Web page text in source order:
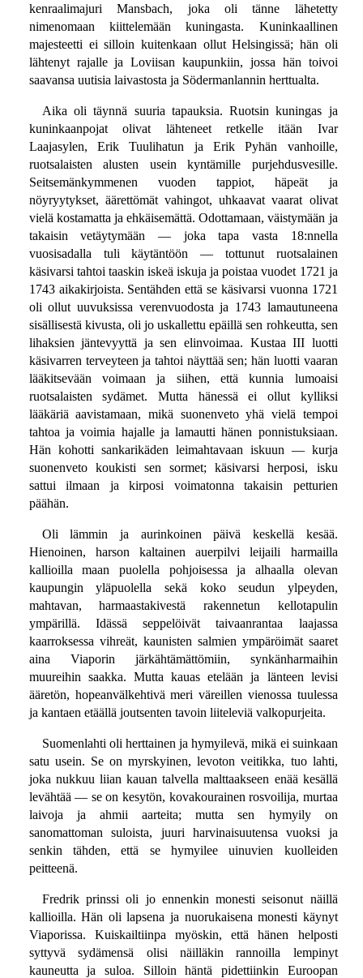
kenraalimajuri Mansbach, joka oli tänne lähetetty
nimenomaan kiittelemään kuningasta. Kuninkaallinen
majesteetti ei silloin kuitenkaan ollut Helsingissä; hän oli
lähtenyt rajalle ja Loviisan kaupunkiin, jossa hän toivoi
saavansa uutisia laivastosta ja Södermanlannin herttualta.
Aika oli täynnä suuria tapauksia. Ruotsin kuningas ja
kuninkaanpojat olivat lähteneet retkelle itään Ivar
Laajasylen, Erik Tuulihatun ja Erik Pyhän vanhoille,
ruotsalaisten alusten usein kyntämille purjehdusvesille.
Seitsemänkymmenen vuoden tappiot, häpeät ja
nöyryytykset, äärettömät vahingot, uhkaavat vaarat olivat
vielä kostamatta ja ehkäisemättä. Odottamaan, väistymään ja
takaisin vetäytymään — joka tapa vasta 18:nnella
vuosisadalla tuli käytäntöön — tottunut ruotsalainen
käsivarsi tahtoi taaskin iskeä iskuja ja poistaa vuodet 1721 ja
1743 aikakirjoista. Sentähden että se käsivarsi vuonna 1721
oli ollut uuvuksissa verenvuodosta ja 1743 lamautuneena
sisällisestä kivusta, oli jo uskallettu epäillä sen rohkeutta, sen
lihaksien jäntevyyttä ja sen elinvoimaa. Kustaa III luotti
käsivarren terveyteen ja tahtoi näyttää sen; hän luotti vaaran
lääkitsevään voimaan ja siihen, että kunnia lumoaisi
ruotsalaisten sydämet. Mutta hänessä ei ollut kylliksi
lääkäriä aavistamaan, mikä suonenveto yhä vielä tempoi
tahtoa ja voimia hajalle ja lamautti hänen ponnistuksiaan.
Hän kohotti sankarikäden leimahtavaan iskuun — kurja
suonenveto koukisti sen sormet; käsivarsi herposi, isku
sattui ilmaan ja kirposi voimatonna takaisin petturien
päähän.
Oli lämmin ja aurinkoinen päivä keskellä kesää.
Hienoinen, harson kaltainen auerpilvi leijaili harmailla
kallioilla maan puolella pohjoisessa ja alhaalla olevan
kaupungin yläpuolella sekä koko seudun ylpeyden,
mahtavan, harmaastakivestä rakennetun kellotapulin
ympärillä. Idässä seppelöivät taivaanrantaa laajassa
kaarroksessa vihreät, kaunisten salmien ympäröimät saaret
aina Viaporin järkähtämättömiin, synkänharmaihin
muureihin saakka. Mutta kauas etelään ja länteen levisi
ääretön, hopeanvälkehtivä meri väreillen vienossa tuulessa
ja kantaen etäällä joutsenten tavoin liiteleviä valkopurjeita.
Suomenlahti oli herttainen ja hymyilevä, mikä ei suinkaan
satu usein. Se on myrskyinen, levoton veitikka, tuo lahti,
joka nukkuu liian kauan talvella malttaakseen enää kesällä
levähtää — se on kesytön, kovakourainen rosvoilija, murtaa
laivoja ja ahmii aarteita; mutta sen hymyily on
sanomattoman suloista, juuri harvinaisuutensa vuoksi ja
senkin tähden, että se hymyilee uinuvien kuolleiden
peitteenä.
Fredrik prinssi oli jo ennenkin monesti seisonut näillä
kallioilla. Hän oli lapsena ja nuorukaisena monesti käynyt
Viaporissa. Kuiskailtiinpa myöskin, että hänen helposti
syttyvä sydämensä olisi näilläkin rannoilla lempinyt
kauneutta ja suloa. Silloin häntä pidettiinkin Euroopan